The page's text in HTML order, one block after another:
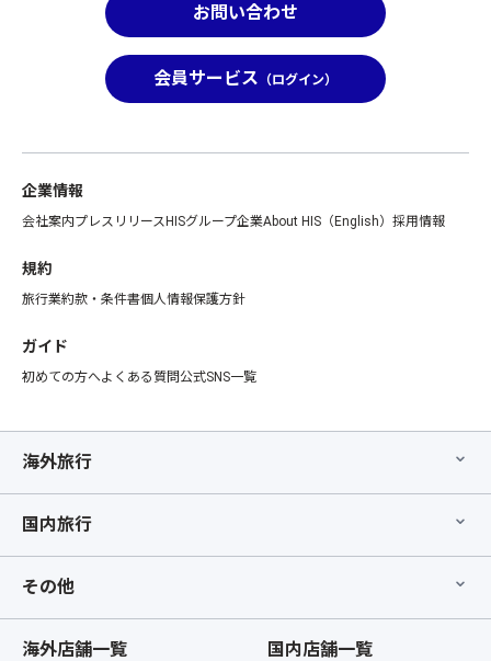
お問い合わせ
会員サービス （ログイン）
企業情報
会社案内プレスリリースHISグループ企業About HIS（English） 採用情報
規約
旅行業約款・条件書個人情報保護方針
ガイド
初めての方へよくある質問公式SNS一覧
海外旅行
国内旅行
その他
海外店舗一覧 国内店舗一覧